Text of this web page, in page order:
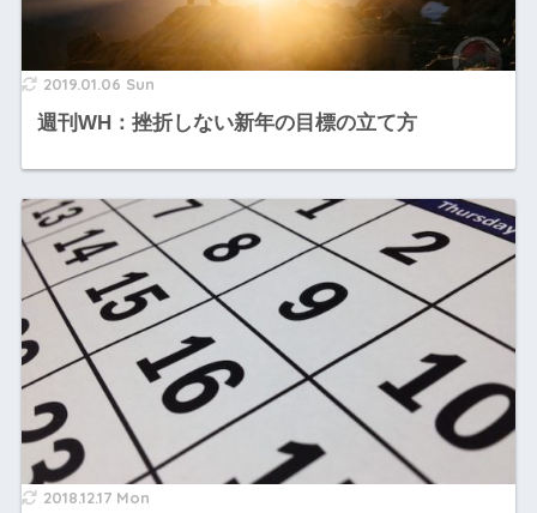
2019.01.06 Sun
週刊WH：挫折しない新年の目標の立て方
2018.12.17 Mon